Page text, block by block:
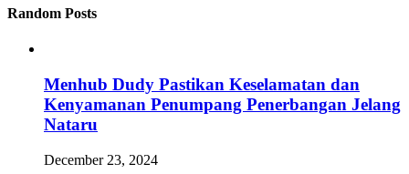
Random Posts
Menhub Dudy Pastikan Keselamatan dan
Kenyamanan Penumpang Penerbangan Jelang
Nataru
December 23, 2024